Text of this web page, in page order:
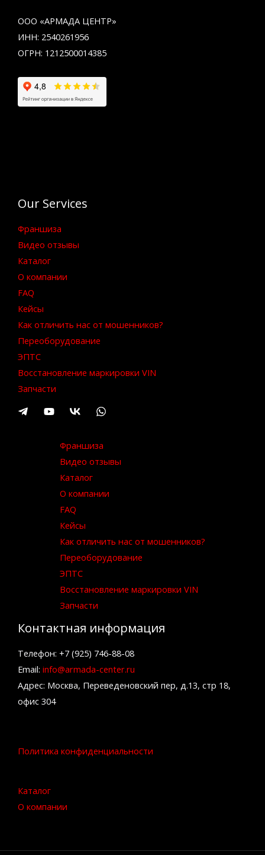
ООО «АРМАДА ЦЕНТР»
ИНН: 2540261956
ОГРН: 1212500014385
Our Services
Франшиза
Видео отзывы
Каталог
О компании
FAQ
Кейсы
Как отличить нас от мошенников?
Переоборудование
ЭПТС
Восстановление маркировки VIN
Запчасти
Франшиза
Видео отзывы
Каталог
О компании
FAQ
Кейсы
Как отличить нас от мошенников?
Переоборудование
ЭПТС
Восстановление маркировки VIN
Запчасти
Контактная информация
Телефон: +7 (925) 746-88-08
Email: info@armada-center.ru
Адрес: Москва, Переведеновский пер, д.13, стр 18,
офис 304
Политика конфиденциальности
Каталог
О компании